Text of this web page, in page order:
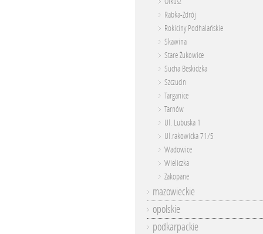
Rabka-Zdrój
Rokiciny Podhalańskie
Skawina
Stare Żukowice
Sucha Beskidzka
Szczucin
Targanice
Tarnów
Ul. Lubuska 1
Ul.rakowicka 71/5
Wadowice
Wieliczka
Zakopane
mazowieckie
opolskie
podkarpackie